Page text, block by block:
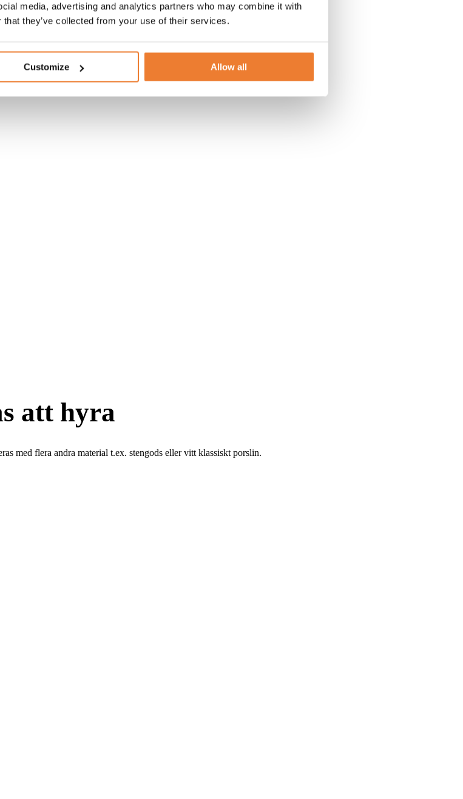
media, advertising and analytics partners who may combine it with
they’ve collected from your use of their services.
Customize Allow all
att hyra
med flera andra material t.ex. stengods eller vitt klassiskt porslin.